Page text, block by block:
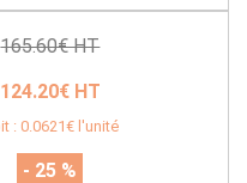
165.60€ HT
124.20€ HT
: 0.0621€ l'unité
- 25 %